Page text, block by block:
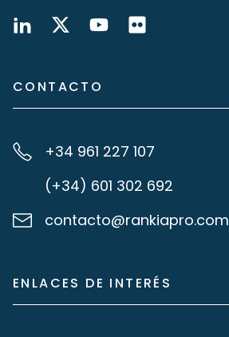
CONTACTO
+34 961 227 107
(+34) 601 302 692
contacto@rankiapro.com
ENLACES DE INTERÉS